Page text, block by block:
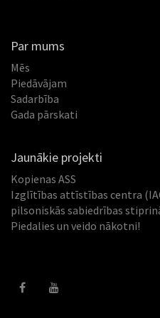
Par mums
Mēs
Piedāvājam
Sadarbība
Gada pārskati
Jaunākie projekti
Kopienas ASS
Izglītības attīstības centra
pilsoniskās sabiedrības
Piedalies un veido nākotni!